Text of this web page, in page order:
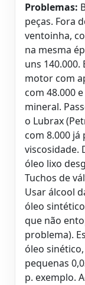
Problemas:
peças. Fora
ventoinha,
na mesma
uns 140.000.
motor com
com 48.000
mineral.
o Lubrax
com 8.000
viscosidade.
óleo lixo
Tuchos de
Usar álcool
óleo
que não
problema).
óleo
pequenas
p. exemplo.